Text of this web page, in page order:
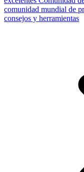
comunidad mundial de
consejos y herramientas